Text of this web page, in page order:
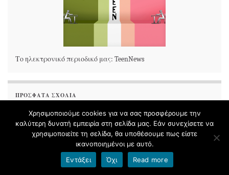
Το ηλεκτρονικό περιοδικό μας: TeenNews
ΠΡΌΣΦΑΤΑ ΣΧΌΛΙΑ
Χρησιμοποιούμε cookies για να σας προσφέρουμε την
καλύτερη δυνατή εμπειρία στη σελίδα μας. Εάν συνεχίσετε να
χρησιμοποιείτε τη σελίδα, θα υποθέσουμε πως είστε
ικανοποιημένοι με αυτό.
Εντάξει
Όχι Read more